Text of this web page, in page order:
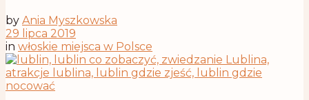
by Ania Myszkowska
29 lipca 2019
in włoskie miejsca w Polsce